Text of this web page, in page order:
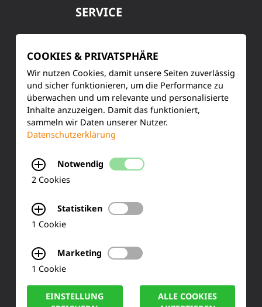
SERVICE
Training & Schulung
Ihre Meinung
50170 Kerpen
Fax: +49 (0) 2273 567 30
COOKIES & PRIVATSPHÄRE
Wir nutzen Cookies, damit unsere Seiten zuverlässig
und sicher funktionieren, um die Performance zu
überwachen und um relevante und personalisierte
Inhalte anzuzeigen. Damit das funktioniert,
sammeln wir Daten unserer Nutzer.
Datenschutzerklärung
Notwendig
2 Cookies
Statistiken
1 Cookie
Marketing
1 Cookie
EINSTELLUNG
ALLE COOKIES